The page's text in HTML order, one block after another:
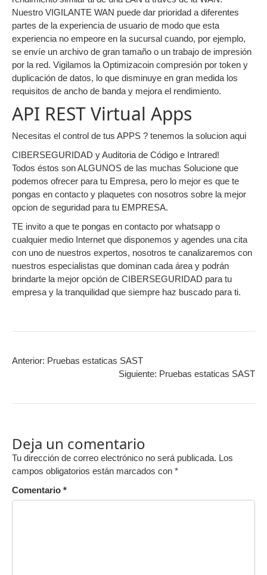
Nuestro VIGILANTE WAN puede dar prioridad a diferentes
partes de la experiencia de usuario de modo que esta
experiencia no empeore en la sucursal cuando, por ejemplo,
se envíe un archivo de gran tamaño o un trabajo de impresión
por la red. Vigilamos la Optimizacoin compresión por token y
duplicación de datos, lo que disminuye en gran medida los
requisitos de ancho de banda y mejora el rendimiento.
API REST Virtual Apps
Necesitas el control de tus APPS ? tenemos la solucion aqui
CIBERSEGURIDAD y Auditoria de Código e Intrared!
Todos éstos son ALGUNOS de las muchas Solucione que
podemos ofrecer para tu Empresa, pero lo mejor es que te
pongas en contacto y plaquetes con nosotros sobre la mejor
opcion de seguridad para tu EMPRESA.
TE invito a que te pongas en contacto por whatsapp o
cualquier medio Internet que disponemos y agendes una cita
con uno de nuestros expertos, nosotros te canalizaremos con
nuestros especialistas que dominan cada área y podrán
brindarte la mejor opción de CIBERSEGURIDAD para tu
empresa y la tranquilidad que siempre haz buscado para ti.
Anterior: Pruebas estaticas SAST
Siguiente: Pruebas estaticas SAST
Deja un comentario
Tu dirección de correo electrónico no será publicada. Los
campos obligatorios están marcados con *
Comentario *